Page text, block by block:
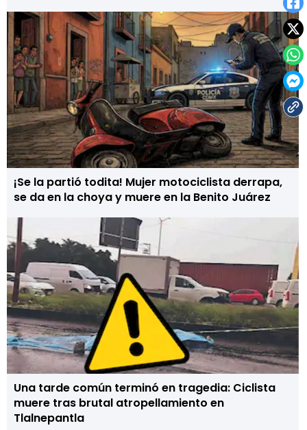
¡Se la partió todita! Mujer motociclista derrapa,
se da en la choya y muere en la Benito Juárez
Una tarde común terminó en tragedia: Ciclista
muere tras brutal atropellamiento en
Tlalnepantla